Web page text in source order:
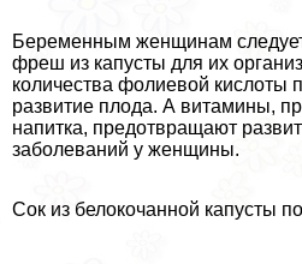
Беременным женщинам
фреш из капусты для их
количества фолиевой кислоты
развитие плода. А витамины,
напитка, предотвращают
заболеваний у женщины.
Сок из белокочанной капусты